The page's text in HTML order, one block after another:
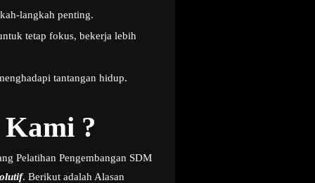
langkah penting.
tetap fokus, bekerja lebih
tantangan hidup.
?
Pelatihan Pengembangan SDM
. Berikut adalah Alasan